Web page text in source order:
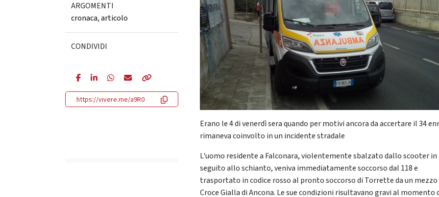
ARGOMENTI
cronaca,articolo
CONDIVIDI
https://vivere.me/a9R0
Erano le 4 di venerdì sera quando per motivi ancora da accertare il 34
rimaneva coinvolto in un incidente stradale
L'uomo residente a Falconara, violentemente sbalzato dallo scooter in
seguito allo schianto, veniva immediatamente soccorso dal 118 e
trasportato in codice rosso al pronto soccorso di Torrette da un
Croce Gialla di Ancona. Le sue condizioni risultavano gravi al momento